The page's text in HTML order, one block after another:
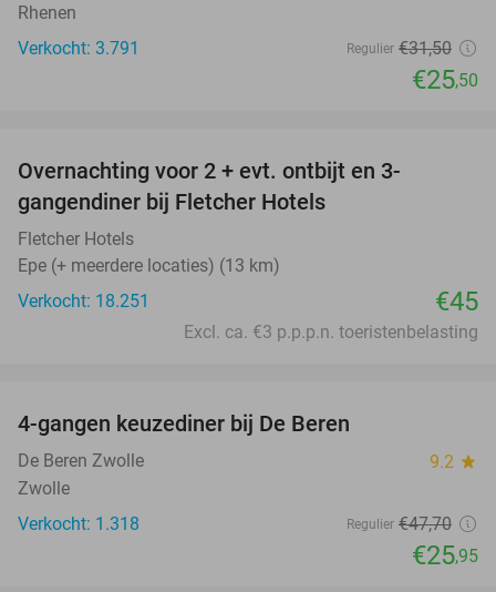
Rhenen
Verkocht: 3.791
Regulier €31,50
€25,50
Overnachting voor 2 + evt. ontbijt en 3-
gangendiner bij Fletcher Hotels
Fletcher Hotels
Epe (+ meerdere locaties) (13 km)
Verkocht: 18.251
€45
Excl. ca. €3 p.p.p.n. toeristenbelasting
4-gangen keuzediner bij De Beren
De Beren Zwolle 9.2 star
Zwolle
Verkocht: 1.318
Regulier €47,70
€25,95